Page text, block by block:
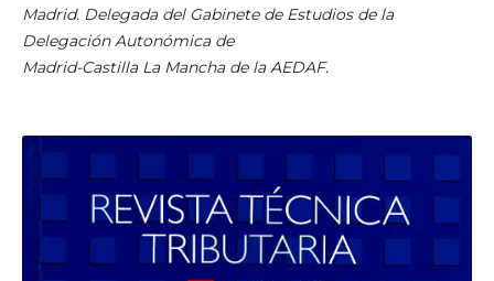
Madrid. Delegada del Gabinete de Estudios de la
Delegación Autonómica de
Madrid-Castilla La Mancha de la AEDAF.